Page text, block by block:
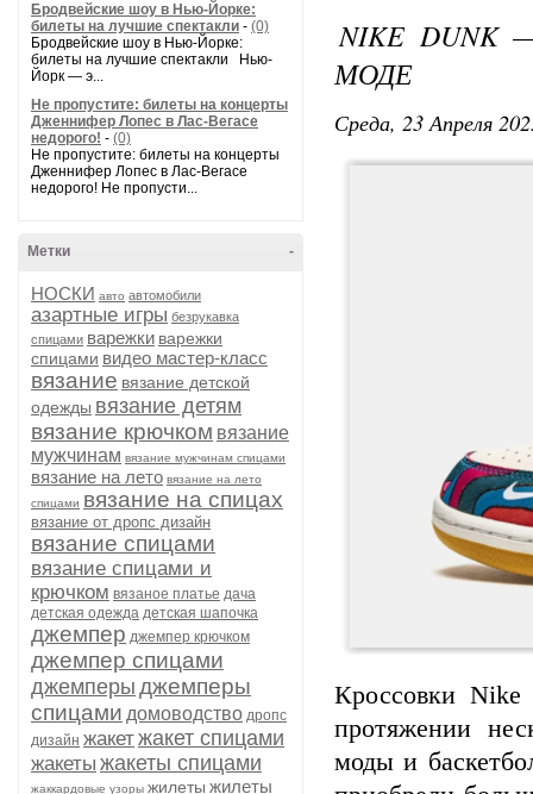
Бродвейские шоу в Нью-Йорке:
билеты на лучшие спектакли - (0)
Бродвейские шоу в Нью-Йорке:
билеты на лучшие спектакли Нью-
Йорк — э...
Не пропустите: билеты на концерты
Дженнифер Лопес в Лас-Вегасе
недорого! - (0)
Не пропустите: билеты на концерты
Дженнифер Лопес в Лас-Вегасе
недорого! Не пропусти...
-
Метки
НОСКИ авто автомобили
азартные игры безрукавка
спицами варежки варежки
спицами видео мастер-класс
вязание вязание детской
одежды вязание детям
вязание крючком вязание
мужчинам вязание мужчинам спицами
вязание на лето вязание на лето
спицами вязание на спицах
вязание от дропс дизайн
вязание спицами
вязание спицами и
крючком вязаное платье дача
детская одежда детская шапочка
джемпер джемпер крючком
джемпер спицами
джемперы джемперы
спицами домоводство дропс
дизайн жакетжакет спицами
жакеты жакеты спицами
жаккардовые узоры жилеты жилеты
NIKE
МОДЕ
Среда, 23 Апреля
Кроссовки Nike
протяжении
моды и